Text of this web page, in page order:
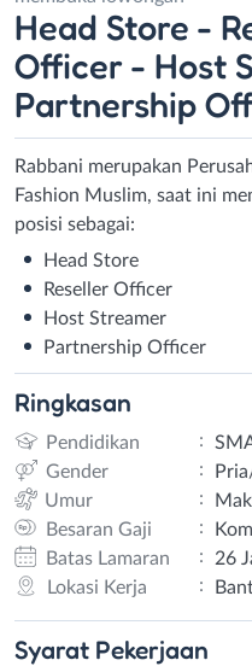
Head Store -
Officer - Host
Partnership
Rabbani merupakan
Fashion Muslim, saat ini
posisi sebagai:
Head Store
Reseller Officer
Host Streamer
Partnership Officer
Ringkasan
Pendidikan :
Gender
:
Umur
:
Besaran Gaji
:
Batas Lamaran
:
26
Lokasi Kerja
:
Syarat Pekerjaan